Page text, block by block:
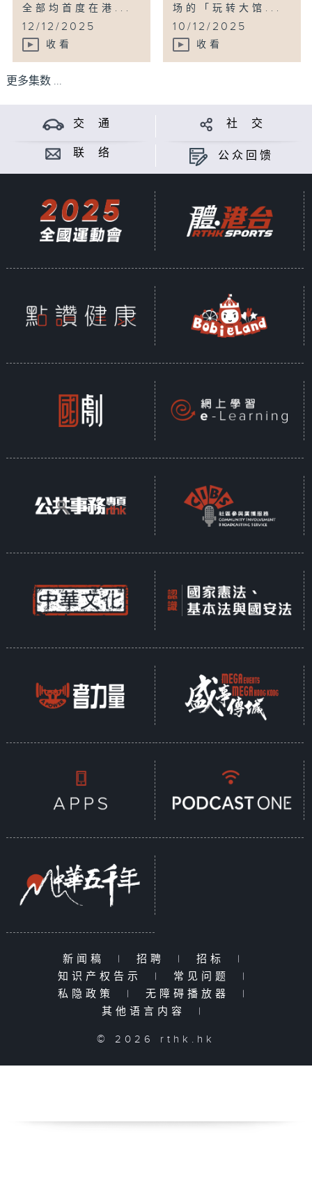
全部均首度在港...
12/12/2025
收看
场的「玩转大馆...
10/12/2025
收看
更多集数 ...
交 通 社 交
联 络 公众回馈
新闻稿 | 招聘 | 招标
|
知识产权告示
| 常见问题
|
私隐政策
| 无障碍播放器
|
其他语言内容
|
© 2026 rthk.hk